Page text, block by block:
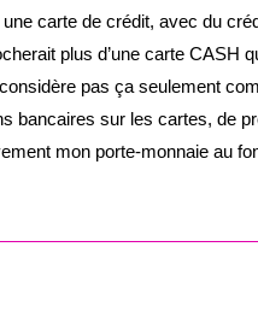
carte de crédit, avec du
plus d’une carte CASH
pas ça seulement
bancaires sur les cartes, de
mon porte-monnaie au